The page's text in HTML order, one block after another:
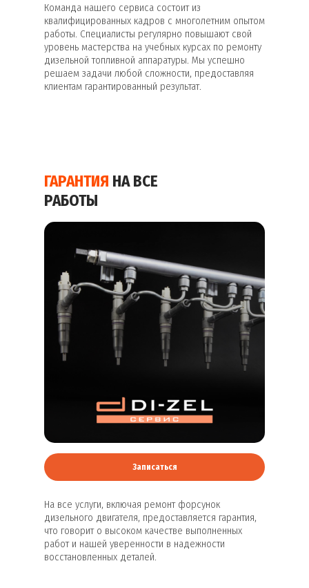
Команда нашего сервиса состоит из
квалифицированных кадров с многолетним опытом
работы. Специалисты регулярно повышают свой
уровень мастерства на учебных курсах по ремонту
дизельной топливной аппаратуры. Мы успешно
решаем задачи любой сложности, предоставляя
клиентам гарантированный результат.
На все услуги, включая ремонт форсунок
дизельного двигателя, предоставляется гарантия,
что говорит о высоком качестве выполненных
работ и нашей уверенности в надежности
восстановленных деталей.
ГАРАНТИЯ НА ВСЕ
РАБОТЫ
Записаться